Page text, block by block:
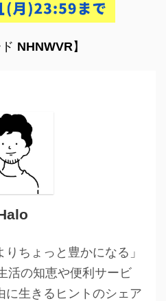
NHNWVR 】
ちょっと豊かになる」
活の知恵や便利サービ
に生きるヒントのシェア